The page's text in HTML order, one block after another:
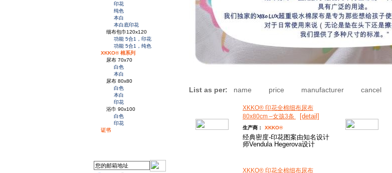
印花
纯色
本白
本白底印花
细布包巾120x120
功能 5合1，印花
功能 5合1，纯色
XKKO® 棉系列
尿布 70x70
白色
本白
尿布 80x80
白色
本白
印花
浴巾 90x100
白色
印花
证书
List as per: name price manufacturer cancel
XKKO® 印花全棉细布尿布
80x80cm –女孩3条
[detail]
生产商： XKKO®
经典密度-印花图案由知名设计
师Vendula Hegerova设计
XKKO® 印花全棉细布尿布